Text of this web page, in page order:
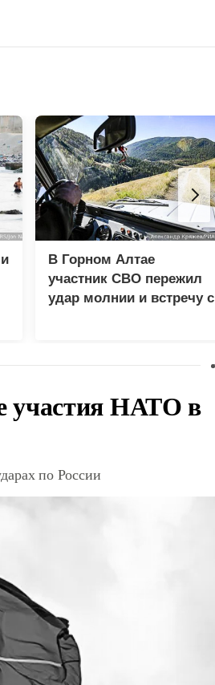
В Горном Алтае
участник СВО пережил
удар молнии и встречу с
участия НАТО в
по России